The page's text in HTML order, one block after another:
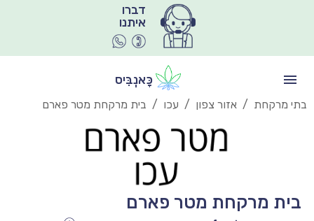
איתנו
כָּאנְבִּיס
בתי מרקחת / אזור צפון / עכו / בית מרקחת מטר פארם
בית מרקחת מטר פארם